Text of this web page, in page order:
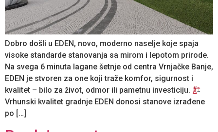
Dobro došli u EDEN, novo, moderno naselje koje spaja
visoke standarde stanovanja sa mirom i lepotom prirode.
Na svega 6 minuta lagane šetnje od centra Vrnjačke Banje,
EDEN je stvoren za one koji traže komfor, sigurnost i
kvalitet – bilo za život, odmor ili pametnu investiciju.
Vrhunski kvalitet gradnje EDEN donosi stanove izrađene
po […]